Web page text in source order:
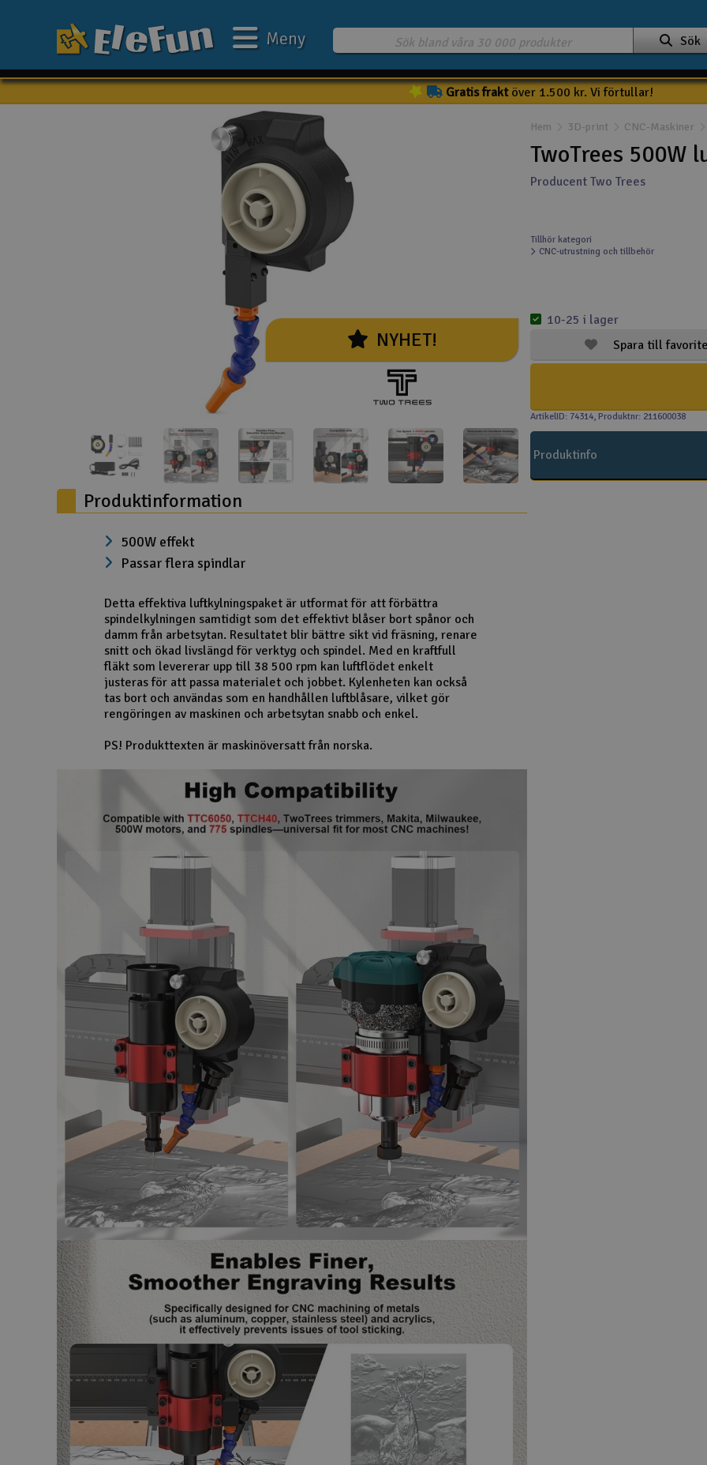
Flygplan
Helikopter
Kamerautrustning
Modellbygg- och byggsatser
Modelljärnväg
Motor & tillbehör
Outlet
Radioutrustning
Raketer
Verktyg, utrustning och tillbehör
Presentkort
Sök
Meny
Gratis fraktöver 1.500 kr. Vi förtullar!
NYHET!
Hem 3D-print CNC-Maskiner
TwoTrees 500W
Producent Two Trees
Tillhör kategori
CNC-utrustning och tillbehör
Spara till
10-25 i lager
ArtikelID: 74314, Produktnr: 211600038
Produktinfo
Produktinformation
500W effekt
Passar flera spindlar
Detta effektiva luftkylningspaket är utformat för att förbättra
spindelkylningen samtidigt som det effektivt blåser bort spånor och
damm från arbetsytan. Resultatet blir bättre sikt vid fräsning, renare
snitt och ökad livslängd för verktyg och spindel. Med en kraftfull
fläkt som levererar upp till 38 500 rpm kan luftflödet enkelt
justeras för att passa materialet och jobbet. Kylenheten kan också
tas bort och användas som en handhållen luftblåsare, vilket gör
rengöringen av maskinen och arbetsytan snabb och enkel.
PS! Produkttexten är maskinöversatt från norska.